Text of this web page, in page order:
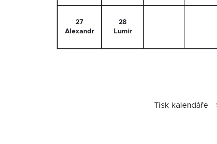
27
Alexandr
28
Lumír
Tisk kalendáře